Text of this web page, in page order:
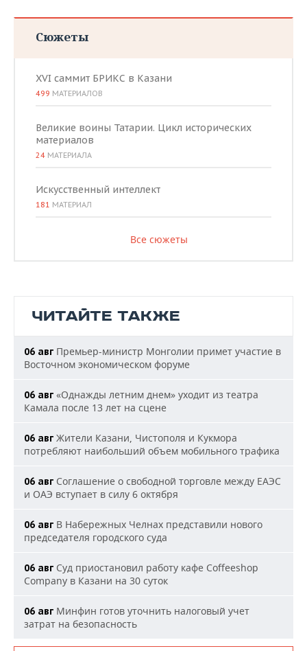
Сюжеты
XVI саммит БРИКС в Казани
499 МАТЕРИАЛОВ
Великие воины Татарии. Цикл исторических
материалов
24 МАТЕРИАЛА
Искусственный интеллект
181 МАТЕРИАЛ
Все сюжеты
ЧИТАЙТЕ ТАКЖЕ
06 авг Премьер-министр Монголии примет участие в
Восточном экономическом форуме
06 авг «Однажды летним днем» уходит из театра
Камала после 13 лет на сцене
06 авг Жители Казани, Чистополя и Кукмора
потребляют наибольший объем мобильного трафика
06 авг Соглашение о свободной торговле между ЕАЭС
и ОАЭ вступает в силу 6 октября
06 авг В Набережных Челнах представили нового
председателя городского суда
06 авг Суд приостановил работу кафе Coffeeshop
Company в Казани на 30 суток
06 авг Минфин готов уточнить налоговый учет
затрат на безопасность